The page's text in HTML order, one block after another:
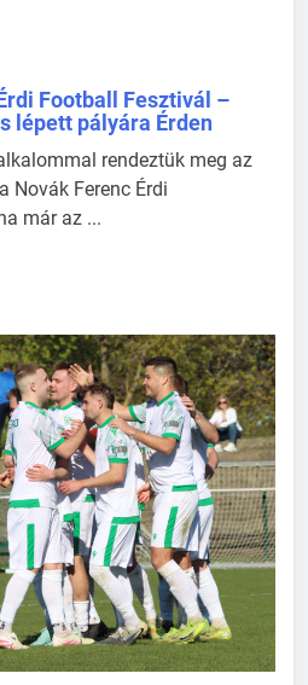
Football Fesztivál –
lépett pályára Érden
rendeztük meg az
Novák Ferenc Érdi
már az ...